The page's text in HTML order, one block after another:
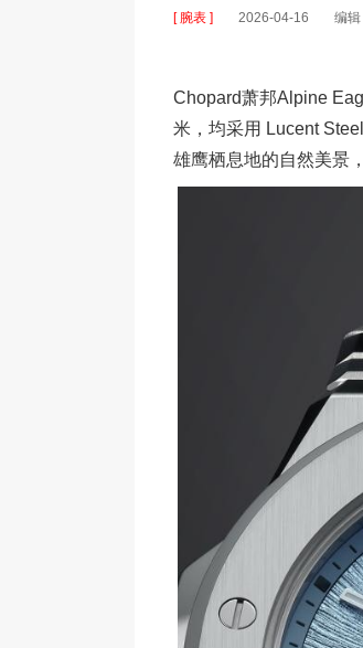
[ 腕表 ] 2026-04-16 编
Chopard萧邦Alpine
米，均采用 Lucent
雄鹰栖息地的自然美景